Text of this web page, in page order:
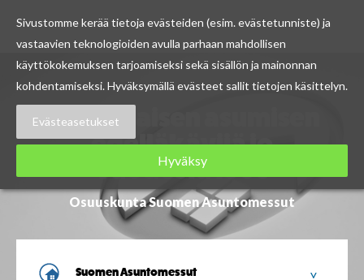
Skip
Suomalaisen asumisen
edelläkävijä jo
vuodesta 1966
Osuuskunta Suomen Asuntomessut
Suomen Asuntomessut
Sivustomme kerää tietoja evästeiden (esim. evästetunniste) ja
vastaavien teknologioiden avulla parhaan mahdollisen
käyttökokemuksen tarjoamiseksi sekä sisällön ja mainonnan
kohdentamiseksi. Hyväksymällä evästeet sallit tietojen käsittelyn.
Evästeasetukset
Hyväksy